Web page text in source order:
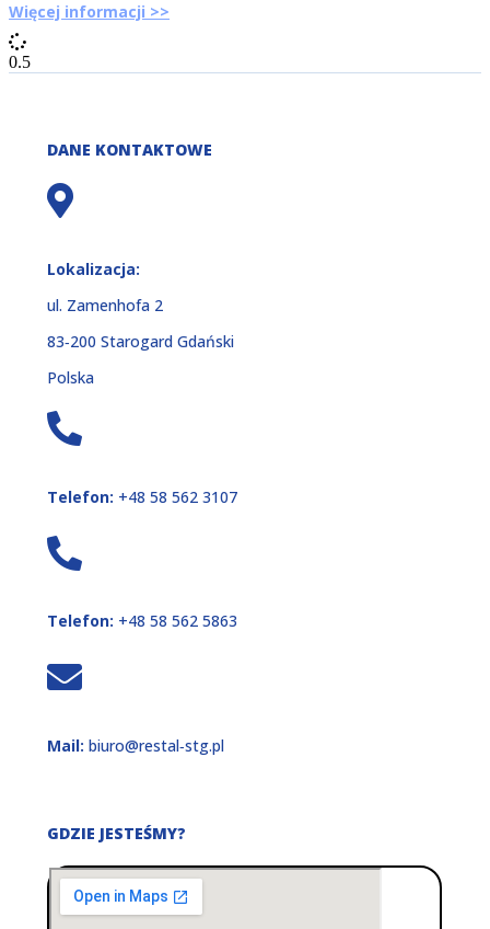
Więcej informacji >>
DANE KONTAKTOWE
Lokalizacja:
ul. Zamenhofa 2
83‑200 Starogard Gdański
Polska
Telefon: +48 58 562 3107
Telefon: +48 58 562 5863
Mail: biuro@restal‑stg.pl
GDZIE JESTEŚMY?